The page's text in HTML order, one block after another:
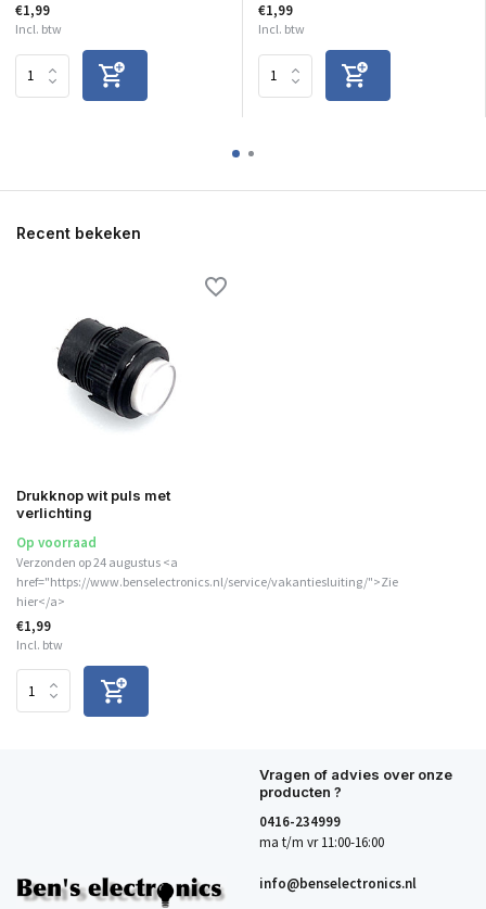
€1,99
Incl. btw
€1,99
Incl. btw
Recent bekeken
Drukknop wit puls met
verlichting
Op voorraad
Verzonden op 24 augustus <a
href="https://www.benselectronics.nl/service/vakantiesluiting/">Zie
hier</a>
€1,99
Incl. btw
Vragen of advies over onze
producten ?
0416-234999
ma t/m vr 11:00-16:00
info@benselectronics.nl